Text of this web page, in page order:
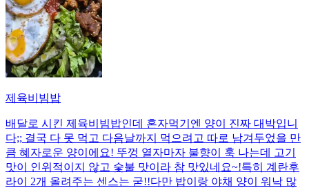
제육비빔밥
배달로 시킨 제육비빔밥인데 혼자먹기엔 양이 진짜 대박입니
다;; 결국 다 못 먹고 다음날까지 먹으려고 따로 남겨두었을 만
큼 혜자로운 양이에요! 뚜껑 열자마자 불향이 훅 나는데 고기
맛이 인위적이지 않고 숯불 맛이라 참 맛있네요~!특히 계란후
라이 2개 올려주는 센스는 굳!! ​다만 밥이랑 야채 양이 워낙 많